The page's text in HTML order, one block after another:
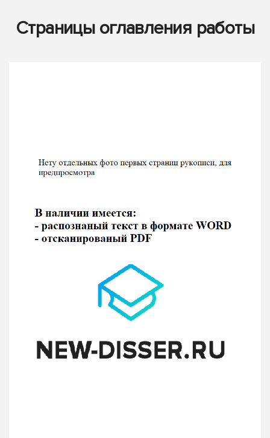
Страницы оглавления работы